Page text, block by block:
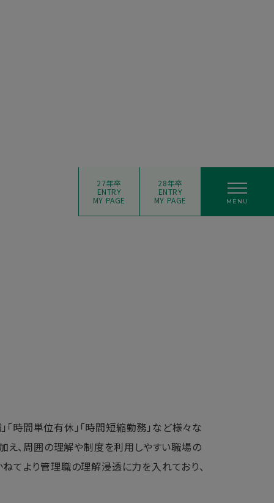
27年卒
ENTRY
MY PAGE
28年卒
ENTRY
MY PAGE
「時間単位有休」「時間短縮勤務」など様々な
え、周囲の理解や制度を利用しやすい職場の
てより管理職の理解浸透に力を入れており、